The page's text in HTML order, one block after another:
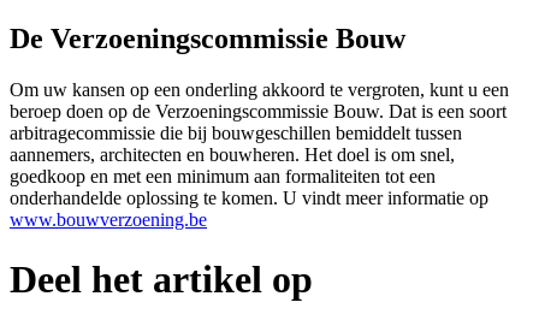
De Verzoeningscommissie Bouw
Om uw kansen op een onderling akkoord te vergroten, kunt u een
beroep doen op de Verzoeningscommissie Bouw. Dat is een soort
arbitragecommissie die bij bouwgeschillen bemiddelt tussen
aannemers, architecten en bouwheren. Het doel is om snel,
goedkoop en met een minimum aan formaliteiten tot een
onderhandelde oplossing te komen. U vindt meer informatie op
www.bouwverzoening.be
Deel het artikel op